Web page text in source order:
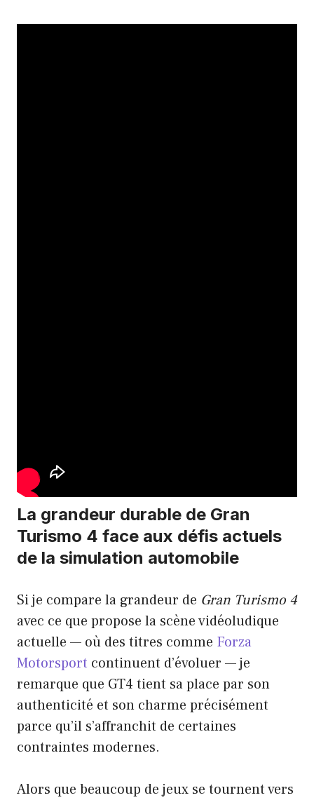
La grandeur durable de Gran
Turismo 4 face aux défis actuels
de la simulation automobile
Si je compare la grandeur de Gran Turismo 4
avec ce que propose la scène vidéoludique
actuelle — où des titres comme Forza
Motorsport continuent d’évoluer — je
remarque que GT4 tient sa place par son
authenticité et son charme précisément
parce qu’il s’affranchit de certaines
contraintes modernes.
Alors que beaucoup de jeux se tournent vers